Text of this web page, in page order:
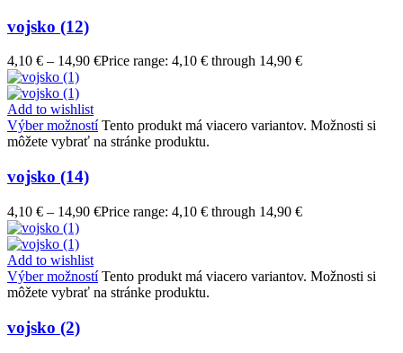
vojsko (12)
4,10 € – 14,90 €Price range: 4,10 € through 14,90 €
Add to wishlist
Výber možností Tento produkt má viacero variantov. Možnosti si
môžete vybrať na stránke produktu.
vojsko (14)
4,10 € – 14,90 €Price range: 4,10 € through 14,90 €
Add to wishlist
Výber možností Tento produkt má viacero variantov. Možnosti si
môžete vybrať na stránke produktu.
vojsko (2)